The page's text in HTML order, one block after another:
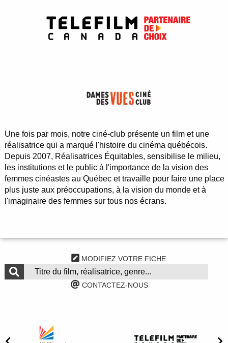
Une fois par mois, notre ciné-club présente un film et une
réalisatrice qui a marqué l'histoire du cinéma québécois.
Depuis 2007, Réalisatrices Équitables, sensibilise le milieu,
les institutions et le public à l'importance de la vision des
femmes cinéastes au Québec et travaille pour faire une place
plus juste aux préoccupations, à la vision du monde et à
l'imaginaire des femmes sur tous nos écrans.
MODIFIEZ VOTRE FICHE
CONTACTEZ-NOUS